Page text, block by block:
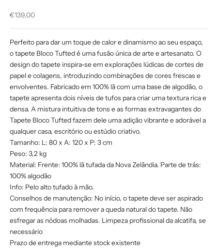
Preço promocional
€139,00
Perfeito para dar um toque de calor e dinamismo ao seu espaço,
o tapete Bloco Tufted é uma fusão única de arte e artesanato. O
design do tapete inspira-se em explorações lúdicas de cortes de
papel e colagens, introduzindo combinações de cores frescas e
envolventes. Fabricado em 100% lã com uma base de algodão, o
tapete apresenta dois níveis de tufos para criar uma textura rica e
densa. A mistura intuitiva de tons e as formas extravagantes do
Tapete Bloco Tufted fazem dele uma adição vibrante e adorável a
qualquer casa, escritório ou estúdio criativo.
Tamanho: L: 80 x A: 120 x P: 3 cm
Peso: 3,2 kg
Material: Frente: 100% lã tufada da Nova Zelândia. Parte de trás:
100% algodão
Info: Pelo alto tufado à mão.
Conselhos de manutenção: No início, o tapete deve ser aspirado
com frequência para remover a queda natural do tapete. Não
esfregar as nódoas molhadas. Limpeza profissional da alcatifa, se
necessário
Prazo de entrega mediante stock existente